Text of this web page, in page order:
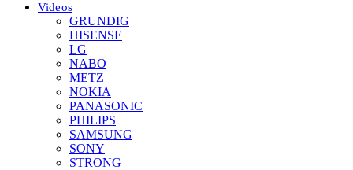
Videos
GRUNDIG
HISENSE
LG
NABO
METZ
NOKIA
PANASONIC
PHILIPS
SAMSUNG
SONY
STRONG